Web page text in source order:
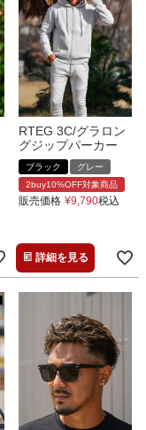
RTEG 3C/グラロン
グジップパーカー
ブラック
グレー
2buy10%OFF対象商品
販売価格 ¥9,790税込
詳細を見る